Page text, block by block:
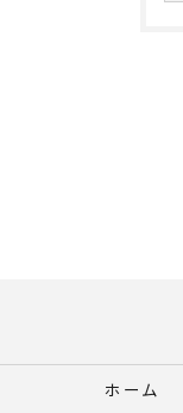
ホーム